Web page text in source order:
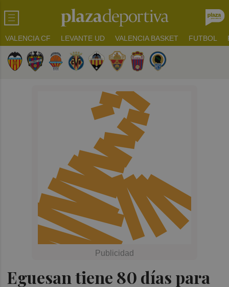
VALENCIA CF LEVANTE UD VALENCIA BASKET FUTBOL
Eguesan tiene 80 días para